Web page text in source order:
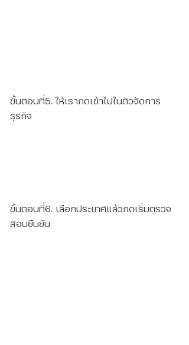
ขั้นตอนที่5. ให้เรากดเข้าไปในตัวจัดการ
ธุรกิจ
ขั้นตอนที่6. เลือกประเทศแล้วกดเริ่มตรวจ
สอบยืนยัน